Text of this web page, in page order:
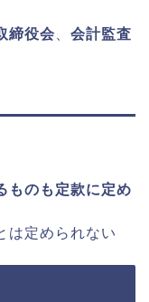
締役会
会計監査
ものも定款に定め
は定められない